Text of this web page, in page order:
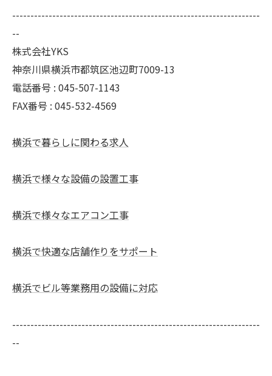
--------------------------------------------------------------------
--
株式会社YKS
神奈川県横浜市都筑区池辺町7009-13
電話番号 : 045-507-1143
FAX番号 : 045-532-4569
横浜で暮らしに関わる求人
横浜で様々な設備の設置工事
横浜で様々なエアコン工事
横浜で快適な店舗作りをサポート
横浜でビル等業務用の設備に対応
--------------------------------------------------------------------
--